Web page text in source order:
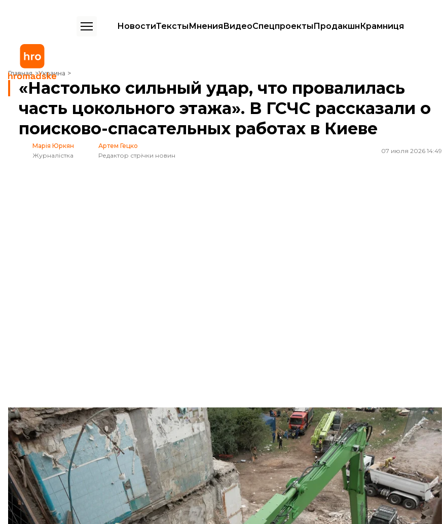
НовостиТекстыМненияВидеоСпецпроектыПродакшнКрамниця
Главная Украина
«Настолько сильный удар, что провалилась часть цокольного этажа». В ГСЧС рассказали о поисково-спасательных работах в Киеве
«Настолько сильный удар, что провалилась
часть цокольного этажа». В ГСЧС рассказали о
поисково-спасательных работах в Киеве
Марія Юркян
Журналістка
Артем Гецко
Редактор стрічки новин
07 июля 2026 14:49
Восстановительные работы на одной из локации в Киеве, 7 июля 2026 года
ГСЧС Украины
Спасатели завершили поисково-спасательные работы на месте попаданий в Дарницком и
Подольском районах Киева, сейчас известно о 19 погибших и более 60 раненых. В ГСЧС рассказали,
что в обоих районах работы проводились по-разному из-за разных типов домов.
Об этом пресс-секретарь ГСЧС Павел Петров рассказал в комментарии корреспондентке
hromadske.